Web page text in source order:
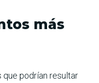
más
que podrían resultar